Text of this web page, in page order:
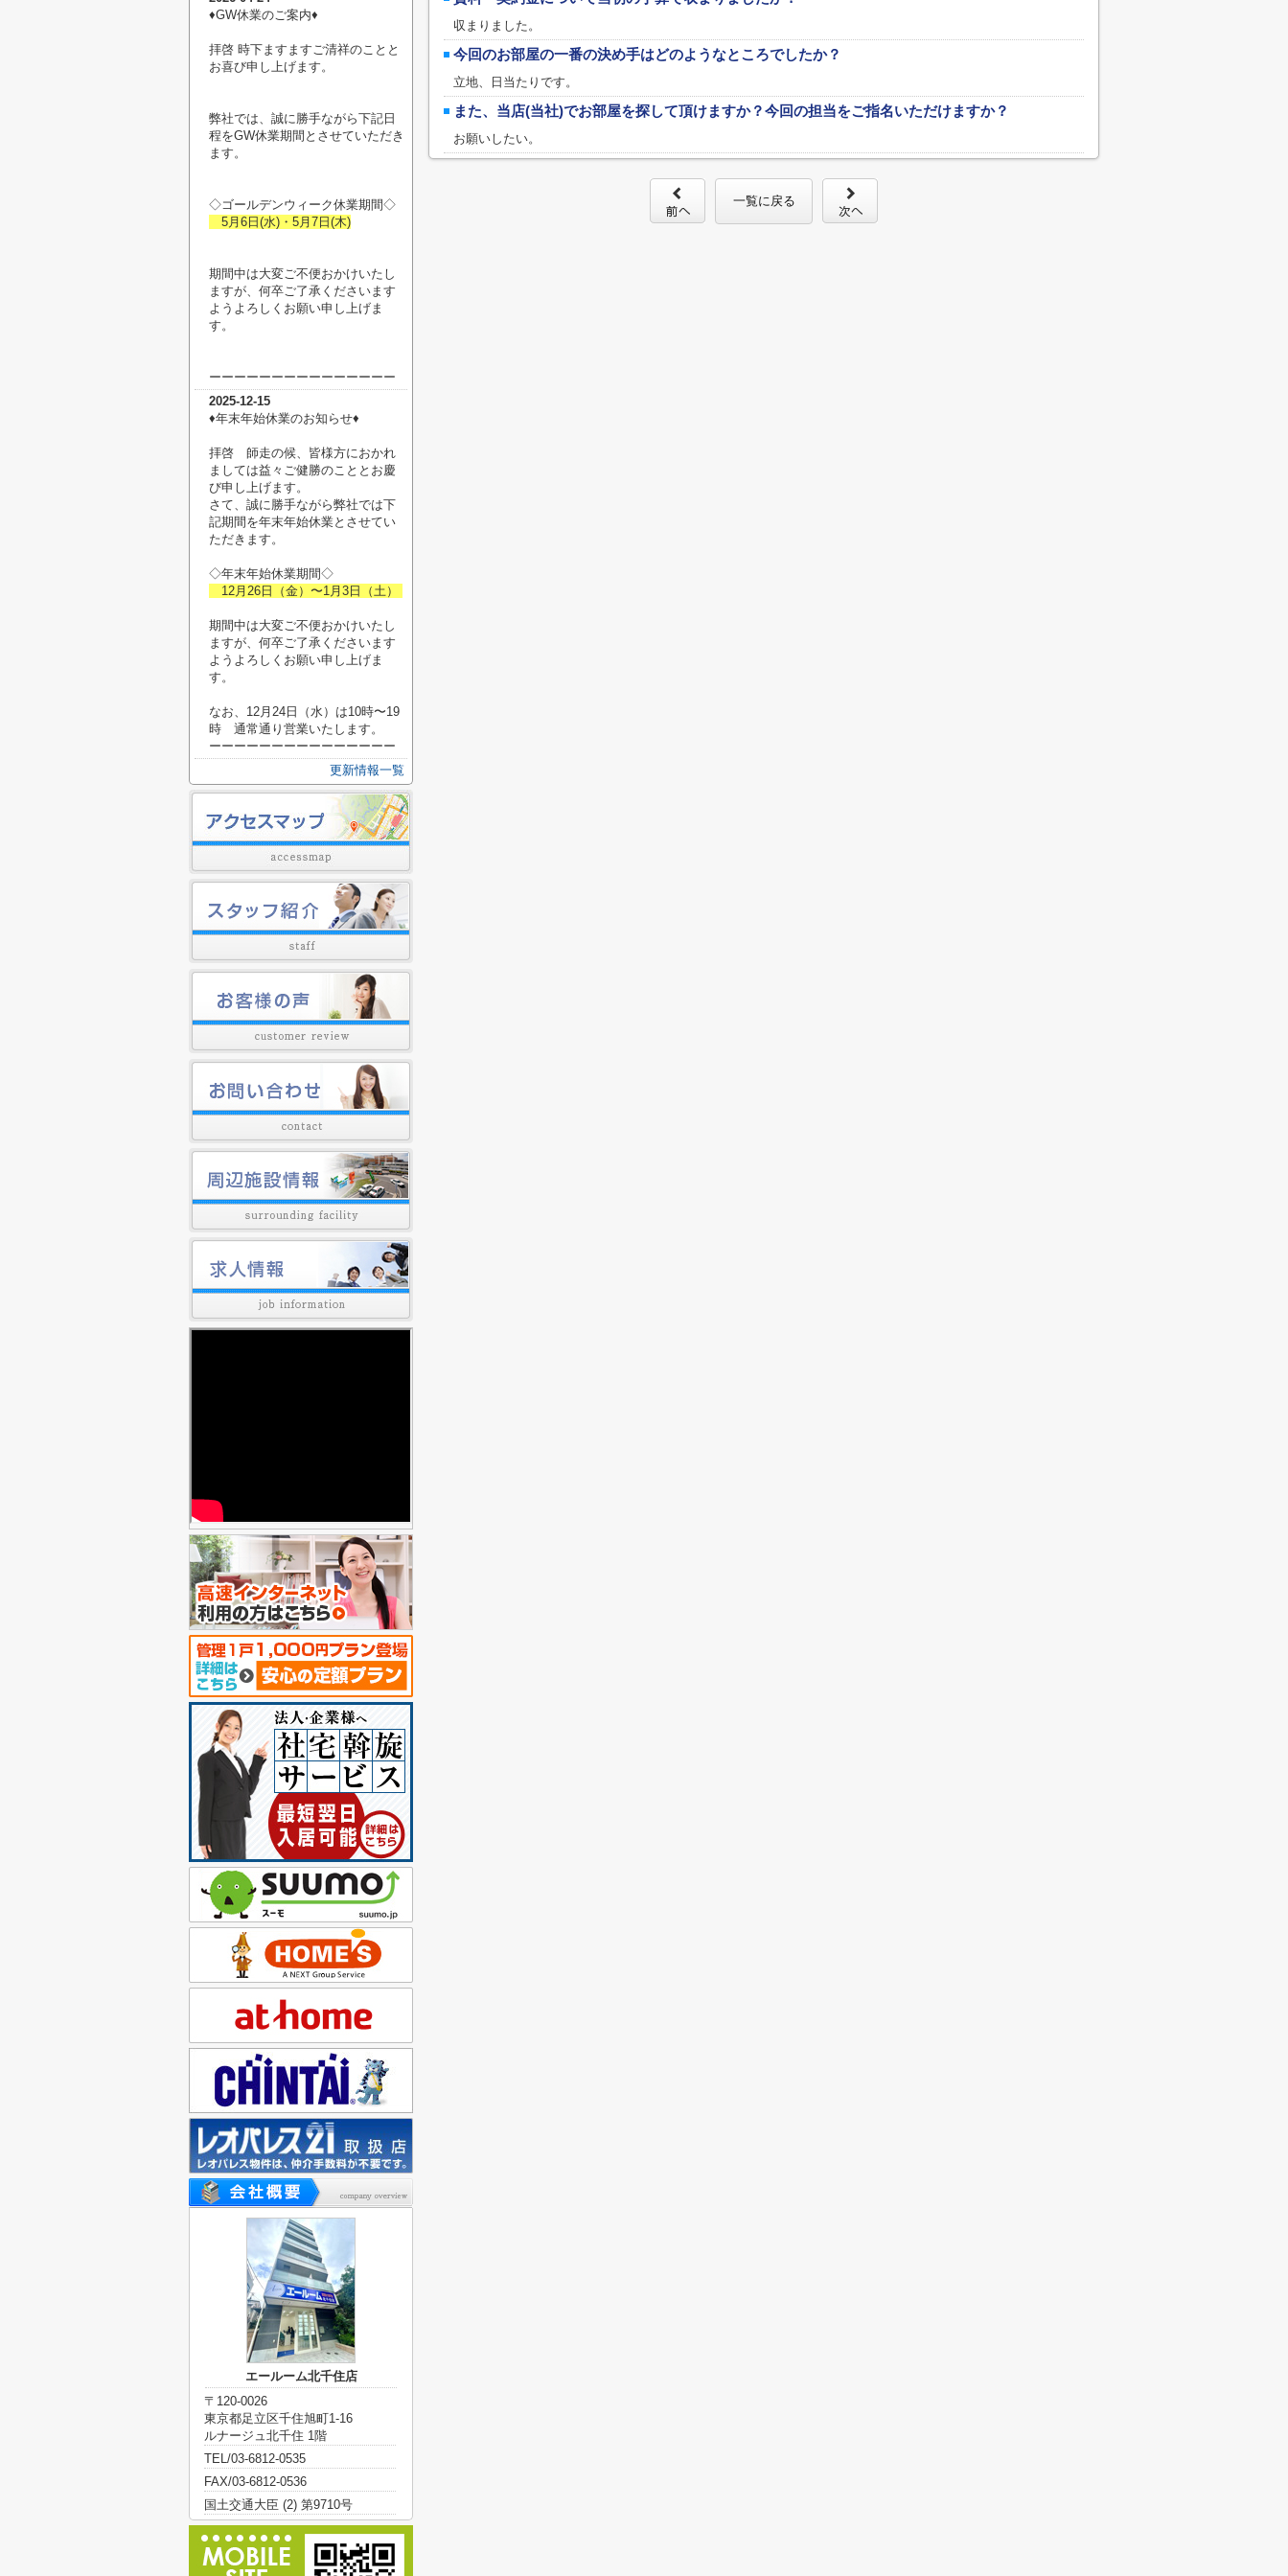
収まりました。
今回のお部屋の一番の決め手はどのようなところでしたか？
立地、日当たりです。
また、当店(当社)でお部屋を探して頂けますか？今回の担当をご指名いただけますか？
お願いしたい。
一覧に戻る
♦︎GW休業のご案内♦︎
拝啓 時下ますますご清祥のことと
お喜び申し上げます。
弊社では、誠に勝手ながら下記日
程をGW休業期間とさせていただき
ます。
◇ゴールデンウィーク休業期間◇
5月6日(水)・5月7日(木)
期間中は大変ご不便おかけいたし
ますが、何卒ご了承くださいます
ようよろしくお願い申し上げま
す。
ーーーーーーーーーーーーーーー
2025-12-15
♦︎年末年始休業のお知らせ♦︎
拝啓 師走の候、皆様方におかれ
ましては益々ご健勝のこととお慶
び申し上げます。
さて、誠に勝手ながら弊社では下
記期間を年末年始休業とさせてい
ただきます。
◇年末年始休業期間◇
12月26日（金）〜1月3日（土）
期間中は大変ご不便おかけいたし
ますが、何卒ご了承くださいます
ようよろしくお願い申し上げま
す。
なお、12月24日（水）は10時〜19
時 通常通り営業いたします。
ーーーーーーーーーーーーーーー
更新情報一覧
エールーム北千住店
〒120-0026
東京都足立区千住旭町1-16
ルナージュ北千住 1階
TEL/03-6812-0535
FAX/03-6812-0536
国土交通大臣 (2) 第9710号